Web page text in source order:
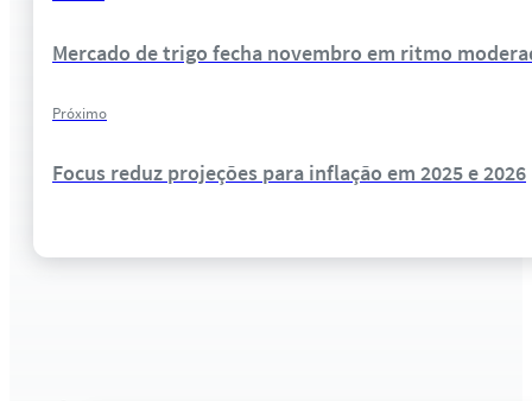
Mercado de trigo fecha novembro em ritmo
Próximo
Focus reduz projeções para inflação em 2025 e 2026